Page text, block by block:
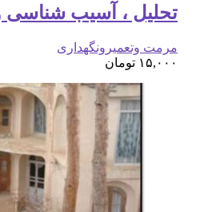
تحلیل ، آسیب شناسی
مرمت وتعمیرونگهداری
۱۵,۰۰۰ تومان